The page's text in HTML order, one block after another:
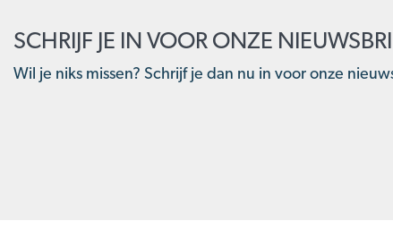
SCHRIJF JE IN VOOR ONZE
Wil je niks missen? Schrijf je dan nu in voor onze